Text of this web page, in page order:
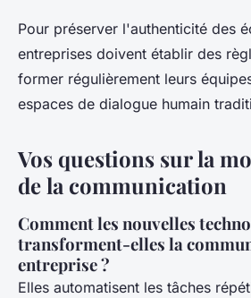
Pour préserver l'authenticité des
entreprises doivent établir des
former régulièrement leurs
espaces de dialogue humain
Vos questions sur la
de la communication
Comment les nouvelles
transforment-elles la
entreprise ?
Elles automatisent les tâches